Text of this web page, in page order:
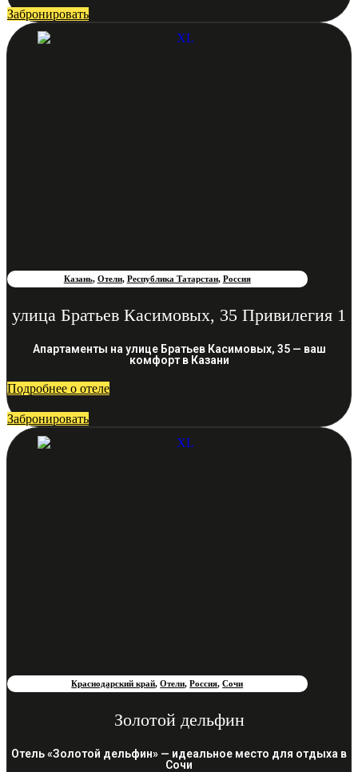
Забронировать
Казань, Отели, Республика Татарстан, Россия
улица Братьев Касимовых, 35 Привилегия 1
Апартаменты на улице Братьев Касимовых, 35 — ваш
комфорт в Казани
Подробнее о отеле
Забронировать
Краснодарский край,Отели,Россия,Сочи
Золотой дельфин
Отель «Золотой дельфин» — идеальное место для отдыха в
Сочи